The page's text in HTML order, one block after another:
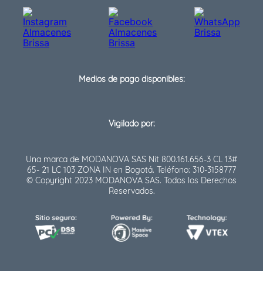
Medios de pago disponibles:
Vigilado por:
Una marca de MODANOVA SAS Nit 800.161.656-3 CL 13#
65- 21 LC 103 ZONA IN en Bogotá. Teléfono: 310-3158777
© Copyright 2023 MODANOVA SAS. Todos los Derechos
Reservados.